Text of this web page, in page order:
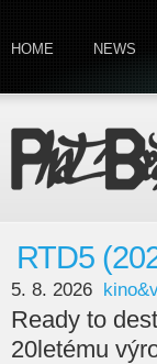
HOME NEWS
RTD5
5. 8. 2026
Ready to
20letému